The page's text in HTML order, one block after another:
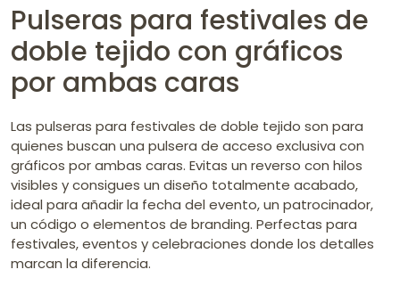
Pulseras para festivales de
doble tejido con gráficos
por ambas caras
Las pulseras para festivales de doble tejido son para
quienes buscan una pulsera de acceso exclusiva con
gráficos por ambas caras. Evitas un reverso con hilos
visibles y consigues un diseño totalmente acabado,
ideal para añadir la fecha del evento, un patrocinador,
un código o elementos de branding. Perfectas para
festivales, eventos y celebraciones donde los detalles
marcan la diferencia.